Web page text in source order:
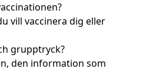
vill vaccinera dig eller
grupptryck?
den information som